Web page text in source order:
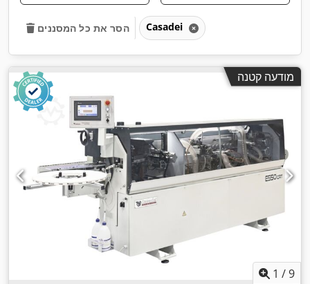
הסר את כל המסננים Casadei
מודעה קטנה
1 /9